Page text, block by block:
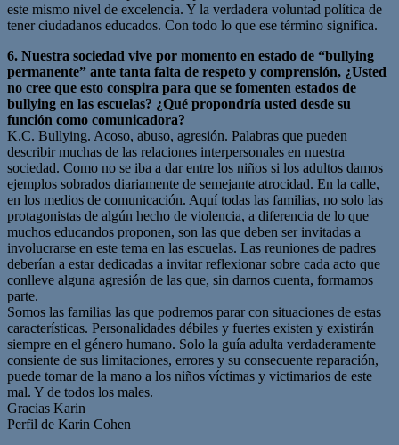
este mismo nivel de excelencia. Y la verdadera voluntad política de
tener ciudadanos educados. Con todo lo que ese término significa.
6. Nuestra sociedad vive por momento en estado de “bullying
permanente” ante tanta falta de respeto y comprensión, ¿Usted
no cree que esto conspira para que se fomenten estados de
bullying en las escuelas? ¿Qué propondría usted desde su
función como comunicadora?
K.C. Bullying. Acoso, abuso, agresión. Palabras que pueden
describir muchas de las relaciones interpersonales en nuestra
sociedad. Como no se iba a dar entre los niños si los adultos damos
ejemplos sobrados diariamente de semejante atrocidad. En la calle,
en los medios de comunicación. Aquí todas las familias, no solo las
protagonistas de algún hecho de violencia, a diferencia de lo que
muchos educandos proponen, son las que deben ser invitadas a
involucrarse en este tema en las escuelas. Las reuniones de padres
deberían a estar dedicadas a invitar reflexionar sobre cada acto que
conlleve alguna agresión de las que, sin darnos cuenta, formamos
parte.
Somos las familias las que podremos parar con situaciones de estas
características. Personalidades débiles y fuertes existen y existirán
siempre en el género humano. Solo la guía adulta verdaderamente
consiente de sus limitaciones, errores y su consecuente reparación,
puede tomar de la mano a los niños víctimas y victimarios de este
mal. Y de todos los males.
Gracias Karin
Perfil de Karin Cohen